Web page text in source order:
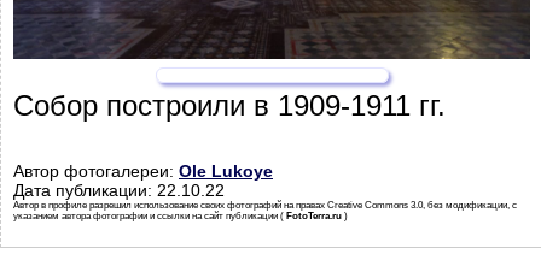
Собор построили в 1909-1911 гг.
Автор фотогалереи: Ole Lukoye
Дата публикации: 22.10.22
Автор в профиле разрешил использование своих фотографий на правах Creative Commons 3.0, без модификации, с
указанием автора фотографии и ссылки на сайт публикации ( FotoTerra.ru )